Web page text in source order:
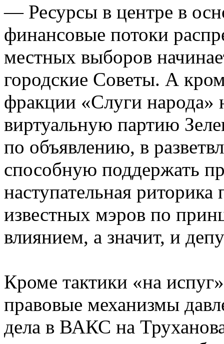
— Ресурсы в центре в
финансовые потоки
местных выборов
городские Советы. А
фракции «Слуги народа»
виртуальную партию
по объявлению, в
способную поддержать
наступательная риторика
известных мэров по
влиянием, а значит, и
Кроме тактики «на
правовые механизмы
дела в ВАКС на